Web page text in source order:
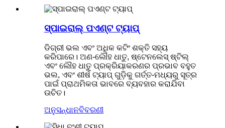
ସ୍ପାଇରାଲ୍ ପଏଣ୍ଟ ଟ୍ୟାପ୍
ଡିଗ୍ରୀ ଭଲ ଏବଂ ଅଧିକ କଟିଂ ଶକ୍ତି ସହ୍ୟ
କରିପାରେ। ଅଣ-ଲୌହ ଧାତୁ, ଷ୍ଟେନଲେସ୍ ଷ୍ଟିଲ୍
ଏବଂ ଲୌହ ଧାତୁ ପ୍ରକ୍ରିୟାକରଣର ପ୍ରଭାବ ବହୁତ
ଭଲ, ଏବଂ ଶୀର୍ଷ ଟ୍ୟାପ୍ ଗୁଡ଼ିକୁ ଗର୍ତ୍ତ-ମଧ୍ୟରୁ ସୂତ୍ର
ପାଇଁ ପ୍ରାଥମିକତା ଭାବରେ ବ୍ୟବହାର କରାଯିବା
ଉଚିତ।
ଅନୁସନ୍ଧାନବିବରଣୀ